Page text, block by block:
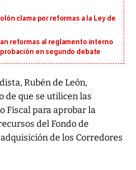
clama por reformas a la Ley de
reformas al reglamento interno
en segundo debate
Rubén de León,
de que se utilicen las
Fiscal para aprobar la
del Fondo de
de los Corredores